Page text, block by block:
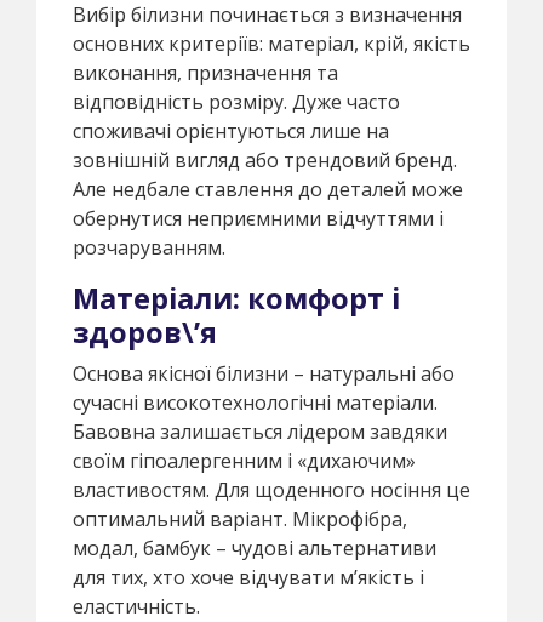
Вибір білизни починається з визначення
основних критеріїв: матеріал, крій, якість
виконання, призначення та
відповідність розміру. Дуже часто
споживачі орієнтуються лише на
зовнішній вигляд або трендовий бренд.
Але недбале ставлення до деталей може
обернутися неприємними відчуттями і
розчаруванням.
Матеріали: комфорт і
здоров\’я
Основа якісної білизни – натуральні або
сучасні високотехнологічні матеріали.
Бавовна залишається лідером завдяки
своїм гіпоалергенним і «дихаючим»
властивостям. Для щоденного носіння це
оптимальний варіант. Мікрофібра,
модал, бамбук – чудові альтернативи
для тих, хто хоче відчувати м’якість і
еластичність.